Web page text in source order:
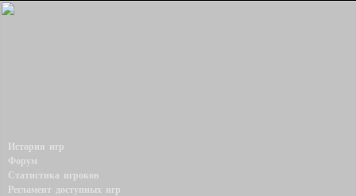
История игр
Форум
Статистика игроков
Регламент доступных игр